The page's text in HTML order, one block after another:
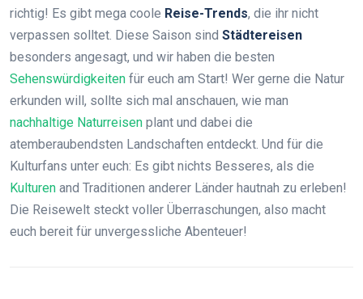
richtig! Es gibt mega coole Reise-Trends, die ihr nicht
verpassen solltet. Diese Saison sind Städtereisen
besonders angesagt, und wir haben die besten
Sehenswürdigkeiten für euch am Start! Wer gerne die Natur
erkunden will, sollte sich mal anschauen, wie man
nachhaltige Naturreisen plant und dabei die
atemberaubendsten Landschaften entdeckt. Und für die
Kulturfans unter euch: Es gibt nichts Besseres, als die
Kulturen and Traditionen anderer Länder hautnah zu erleben!
Die Reisewelt steckt voller Überraschungen, also macht
euch bereit für unvergessliche Abenteuer!